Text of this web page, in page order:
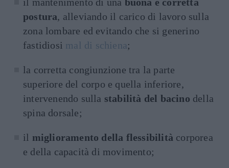
postura, alleviando il carico di lavoro sulla
zona lombare ed evitando che si generino
fastidiosi mal di schiena;
la corretta congiunzione tra la parte
superiore del corpo e quella inferiore,
intervenendo sulla stabilità del bacino della
spina dorsale;
il miglioramento della flessibilità corporea
e della capacità di movimento;